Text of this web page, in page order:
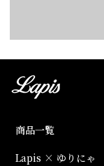
商品一覧
Lapis × ゆりにゃ